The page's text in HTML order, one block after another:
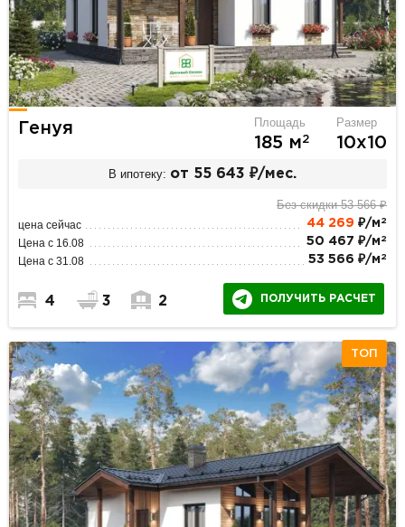
Генуя Площадь
185 м2
Размер
10х10
В ипотеку: от 55 643 ₽/мес.
Без скидки 53 566 ₽
цена сейчас 44 269 ₽/м 2
Цена с 16.08 50 467 ₽/м 2
Цена с 31.08 53 566 ₽/м 2
4 3 2 ПОЛУЧИТЬ РАСЧЕТ
ТОП